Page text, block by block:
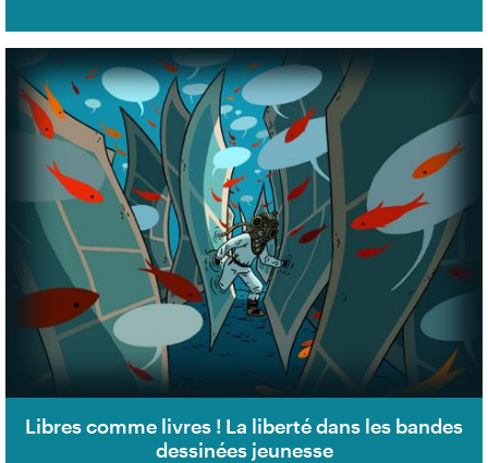
Libres comme livres ! La liberté dans les bandes
dessinées jeunesse